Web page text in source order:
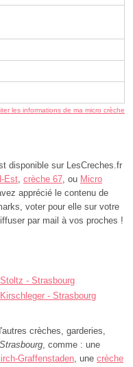
les informations de ma micro crèche
disponible sur LesCreches.fr
Est crèche 67 , ou Micro
apprécié le contenu de
voter pour elle sur votre
par mail à vos proches !
Stoltz - Strasbourg
Kirschleger - Strasbourg
crèches, garderies,
Strasbourg , comme : une
Graffenstaden , une crèche